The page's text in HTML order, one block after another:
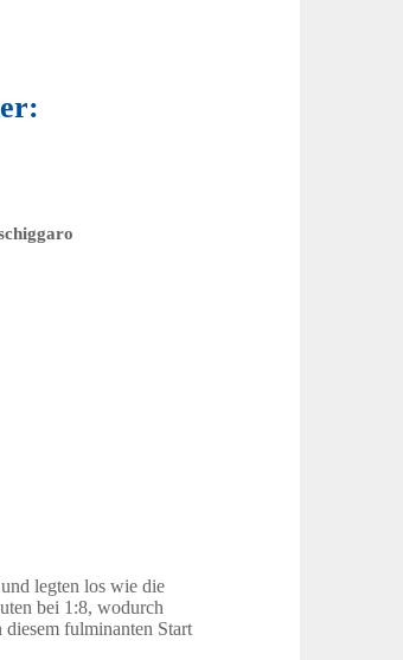
legten los wie die
bei 1:8, wodurch
fulminanten Start